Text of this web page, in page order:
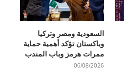
السعودية ومصر وتركيا
وباكستان تؤكد أهمية حماية
ممرات هرمز وباب المندب
06/08/2026